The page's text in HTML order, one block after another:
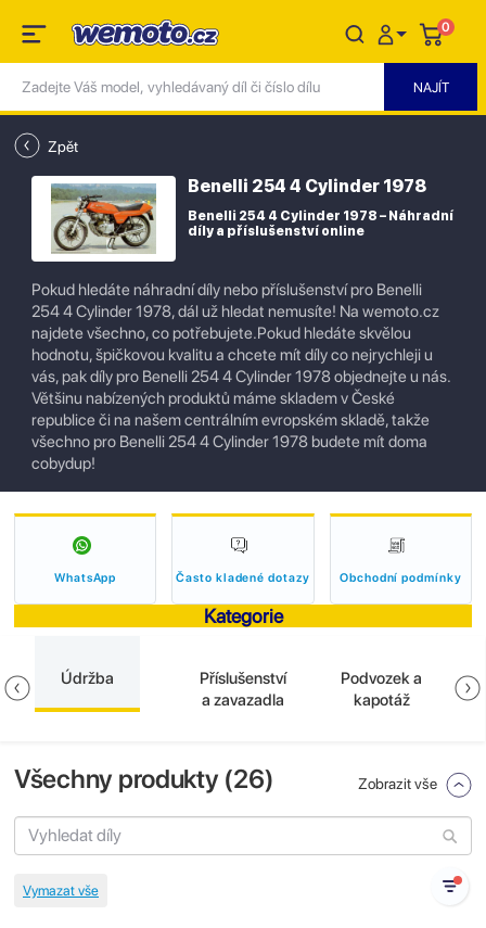
0
Zpět
Benelli 254 4 Cylinder 1978
Benelli 254 4 Cylinder 1978 – Náhradní
díly a příslušenství online
Pokud hledáte náhradní díly nebo příslušenství pro Benelli
254 4 Cylinder 1978, dál už hledat nemusíte! Na wemoto.cz
najdete všechno, co potřebujete.Pokud hledáte skvělou
hodnotu, špičkovou kvalitu a chcete mít díly co nejrychleji u
vás, pak díly pro Benelli 254 4 Cylinder 1978 objednejte u nás.
Většinu nabízených produktů máme skladem v České
republice či na našem centrálním evropském skladě, takže
všechno pro Benelli 254 4 Cylinder 1978 budete mít doma
cobydup!
WhatsApp Často kladené dotazy Obchodní podmínky
Kategorie
Údržba
Příslušenství
a zavazadla
Podvozek a
kapotáž
Všechny produkty (26) Zobrazit vše